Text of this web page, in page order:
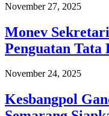
November 27, 2025
Monev
Penguatan
November 24, 2025
Kesbangpol